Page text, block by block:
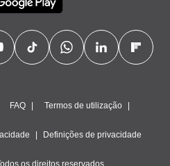
FAQ Termos de utilização
Definições de privacidade
os direitos reservados